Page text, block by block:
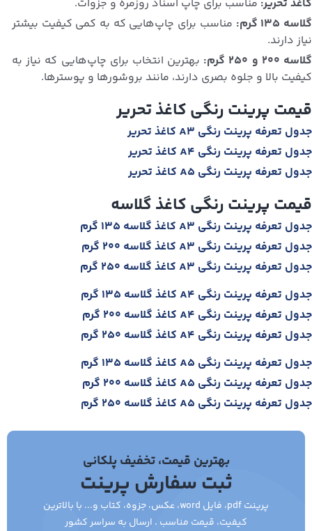
کاغذ تحریر: مناسب برای چاپ اسناد روزمره و جزوات.
گلاسه ۱۳۵ گرم:
مناسب برای چاپ‌هایی که به کمی کیفیت بیشتر
نیاز دارند.
گلاسه ۲۰۰ و ۲۵۰ گرم:
بهترین انتخاب برای چاپ‌هایی که نیاز به
کیفیت بالا و جلوه بصری دارند، مانند بروشورها و پوسترها.
قیمت پرینت رنگی کاغذ تحریر
جدول تعرفه پرینت رنگی A3 کاغذ تحریر
جدول تعرفه پرینت رنگی A4 کاغذ تحریر
جدول تعرفه پرینت رنگی A5 کاغذ تحریر
قیمت پرینت رنگی کاغذ گلاسه
جدول تعرفه پرینت رنگی A3 کاغذ گلاسه 135 گرم
جدول تعرفه پرینت رنگی A3 کاغذ گلاسه 200 گرم
جدول تعرفه پرینت رنگی A3 کاغذ گلاسه 250 گرم
جدول تعرفه پرینت رنگی A4 کاغذ گلاسه 135 گرم
جدول تعرفه پرینت رنگی A4 کاغذ گلاسه 200 گرم
جدول تعرفه پرینت رنگی A4 کاغذ گلاسه 250 گرم
جدول تعرفه پرینت رنگی A5 کاغذ گلاسه 135 گرم
جدول تعرفه پرینت رنگی A5 کاغذ گلاسه 200 گرم
جدول تعرفه پرینت رنگی A5 کاغذ گلاسه 250 گرم
بهترین قیمت، تخفیف پلکانی
ثبت سفارش پرینت
پرینت pdf، فایل word، عکس، جزوه، کتاب و... با بالاترین
کیفیت، قیمت مناسب . ارسال به سراسر کشور